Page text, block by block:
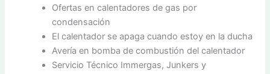
Ofertas en calentadores de gas por
condensación
El calentador se apaga cuando estoy en la ducha
Avería en bomba de combustión del calentador
Servicio Técnico Immergas, Junkers y